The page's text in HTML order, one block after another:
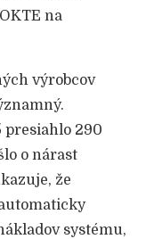
na
výrobcov
presiahlo 290
o nárast
že
systému,